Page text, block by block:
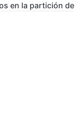
en la partición de